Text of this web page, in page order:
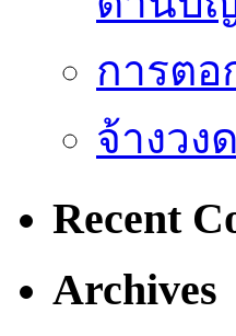
การตอ
จ้างวง
Recent
Archives